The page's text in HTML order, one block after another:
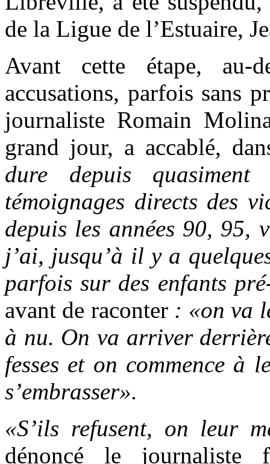
de la Ligue de l’Estuaire,
Avant cette étape, au-
accusations, parfois sans
journaliste Romain
grand jour, a accablé,
dure depuis
témoignages directs des
depuis les années 90, 95,
j’ai, jusqu’à il y a
parfois sur des enfants
avant de raconter: «on va
à nu. On va arriver
fesses et on commence à
s’embrasser».
«S’ils refusent, on leur
dénoncé le journaliste